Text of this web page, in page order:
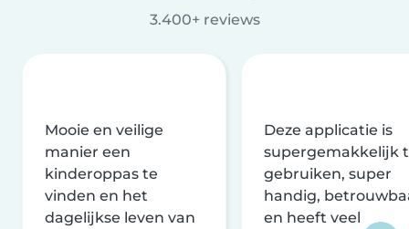
3.400+ reviews
Mooie en veilige
manier een
kinderoppas te
vinden en het
dagelijkse leven van
Deze applicatie is
supergemakkelijk
gebruiken, super
handig,
en heeft veel